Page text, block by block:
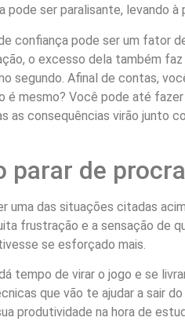
pode ser paralisante, levando
confiança pode ser um fator
o excesso dela também
segundo. Afinal de contas,
é mesmo? Você pode até
as consequências virão junto
parar de
uma das situações citadas
frustração e a sensação de
se esforçado mais.
tempo de virar o jogo e se
que vão te ajudar a sair
produtividade na hora de